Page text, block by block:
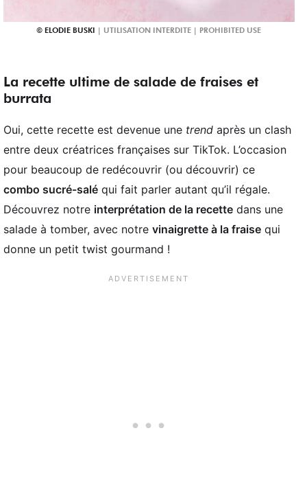
ELODIE BUSKI
La recette ultime de salade de fraises et
burrata
Oui, cette recette est devenue une trend après un clash
entre deux créatrices françaises sur TikTok. L’occasion
pour beaucoup de redécouvrir (ou découvrir) ce
combo sucré-salé qui fait parler autant qu’il régale.
Découvrez notre interprétation de la recette dans une
salade à tomber, avec notre vinaigrette à la fraise qui
donne un petit twist gourmand !